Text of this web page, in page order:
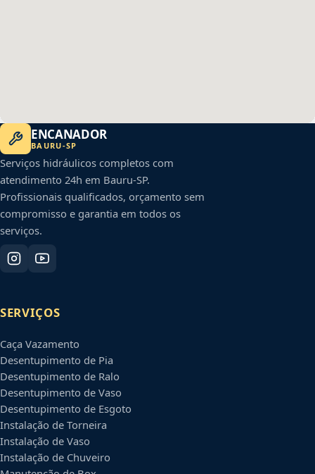
ENCANADOR
BAURU-SP
Serviços hidráulicos completos com
atendimento 24h em Bauru-SP.
Profissionais qualificados, orçamento sem
compromisso e garantia em todos os
serviços.
SERVIÇOS
Caça Vazamento
Desentupimento de Pia
Desentupimento de Ralo
Desentupimento de Vaso
Desentupimento de Esgoto
Instalação de Torneira
Instalação de Vaso
Instalação de Chuveiro